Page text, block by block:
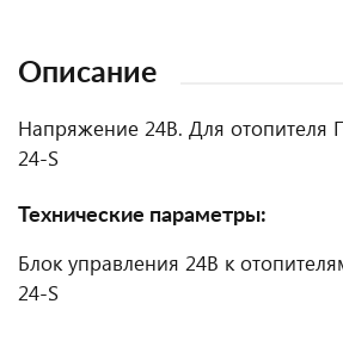
Описание
Напряжение 24В. Для
24-S
Технические параметры:
Блок управления 24В к
24-S